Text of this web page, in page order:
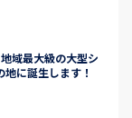
域最大級の大型シ
に誕生します！